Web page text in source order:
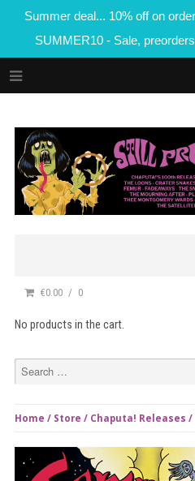
Summer deal... 10% off on
SUMMER10 - Sale,
€0.00 0
No products in the cart.
Home / Store / Chaputa! Releases /